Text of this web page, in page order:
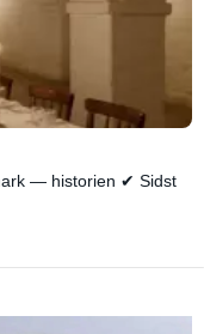
— historien ✔ Sidst